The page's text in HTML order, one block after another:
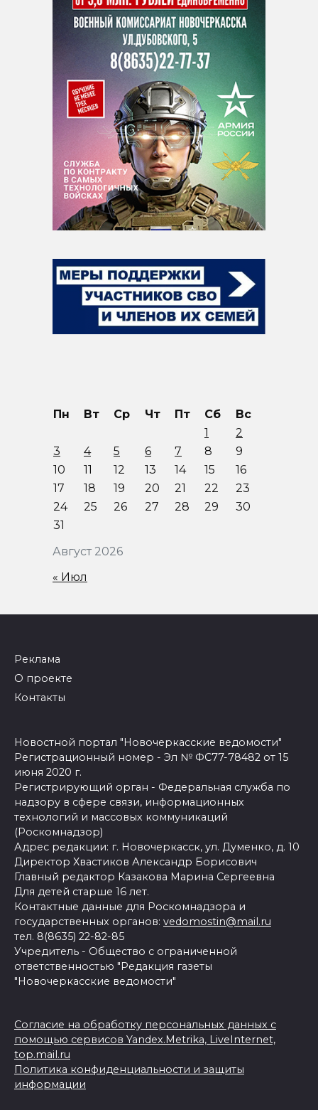
Август 2026
Пн Вт Ср Чт Пт Сб
Вс
1
2
3
4 5 6 7 8
9
10
11 12 13 14 15
16
17
18 19 20 21 22
23
24
25 26 27 28 29
30
31
« Июл
Реклама
О проекте
Контакты
Новостной портал "Новочеркасские ведомости"
Регистрационный номер - Эл № ФС77-78482 от 15
июня 2020 г.
Регистрирующий орган - Федеральная служба по
надзору в сфере связи, информационных
технологий и массовых коммуникаций
(Роскомнадзор)
Адрес редакции: г. Новочеркасск, ул. Думенко, д. 10
Директор Хвастиков Александр Борисович
Главный редактор Казакова Марина Сергеевна
Для детей старше 16 лет.
Контактные данные для Роскомнадзора и
государственных органов: vedomostin@mail.ru
тел. 8(8635) 22-82-85
Учредитель - Общество с ограниченной
ответственностью "Редакция газеты
"Новочеркасские ведомости"
Согласие на обработку персональных данных с
помощью сервисов Yandex.Metrika, LiveInternet,
top.mail.ru
Политика конфиденциальности и защиты
информации